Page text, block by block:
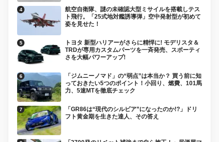
航空自衛隊、謎の未確認大型ミサイルを搭載しテス
ト飛行。「25式地対艦誘導弾」空中発射型が初めて
姿を見せた！
トヨタ 新型ハリアーがさらに精悍に! モデリスタ＆
TRDが専用カスタムパーツを一斉発売、スポーティ
さを大幅パワーアップ!
「ジムニーノマド」の“弱点”は本当か？ 買う前に知
っておきたい5つのポイント！小回り、燃費、101馬
力、5速MTを徹底チェック
「GR86は“現代のシルビア”になったのか!?」ドリ
フト黄金期を生きた達人、その答え